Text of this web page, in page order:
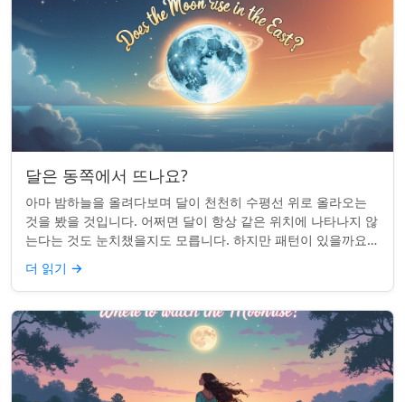
달은 동쪽에서 뜨나요?
아마 밤하늘을 올려다보며 달이 천천히 수평선 위로 올라오는
것을 봤을 것입니다. 어쩌면 달이 항상 같은 위치에 나타나지 않
는다는 것도 눈치챘을지도 모릅니다. 하지만 패턴이 있을까요?
달은 정말 매번 동쪽에서 뜰까요?...
더 읽기 →